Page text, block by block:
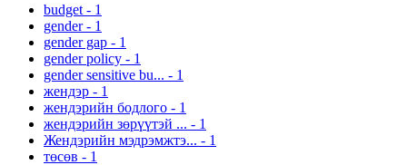
budget - 1
gender - 1
gender gap - 1
gender policy - 1
gender sensitive bu... - 1
жендэр - 1
жендэрийн бодлого - 1
жендэрийн зөрүүтэй ... - 1
Жендэрийн мэдрэмжтэ... - 1
төсөв - 1